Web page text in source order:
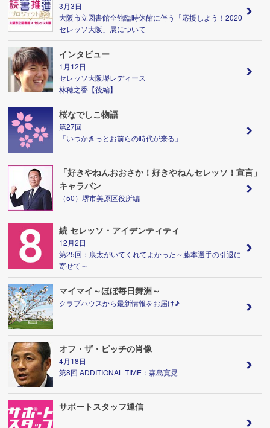
3月3日
大阪市立図書館全館臨時休館に伴う「応援しよう！2020
セレッソ大阪」展について
インタビュー
1月12日
セレッソ大阪堺レディース
林穂之香【後編】
桜なでしこ物語
第27回
「いつかきっとお前らの時代が来る」
「好きやねんおおさか！好きやねんセレッソ！宣言」
キャラバン
（50）堺市美原区役所編
続 セレッソ・アイデンティティ
12月2日
第25回：康太がいてくれてよかった～藤本選手の引退に
寄せて～
マイマイ～ほぼ毎日舞洲～
クラブハウスから最新情報をお届け♪
オフ・ザ・ピッチの肖像
4月18日
第8回 ADDITIONAL TIME：森島寛晃
サポートスタッフ通信